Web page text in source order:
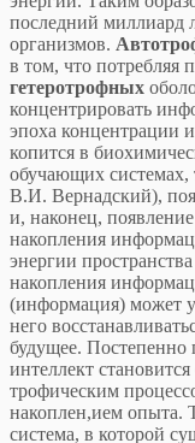
последний миллиард
организмов.
в том, что потребляя
гетеротрофных
концентрировать
эпоха концентрации
копится в
обучающих
В.И. Вернадский),
и, наконец,
накопления
энергии
накопления
(информация) может
него
будущее. Постепенно
интеллект
трофическим
накоплен,ием опыта.
система, в которой